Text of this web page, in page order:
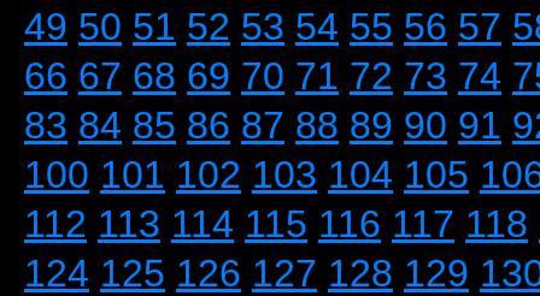
49 50 51 52 53 54 55 56 57
66 67 68 69 70 71 72 73 74
83 84 85 86 87 88 89 90 91
100 101 102 103 104 105
112 113 114 115 116 117 118
124 125 126 127 128 129